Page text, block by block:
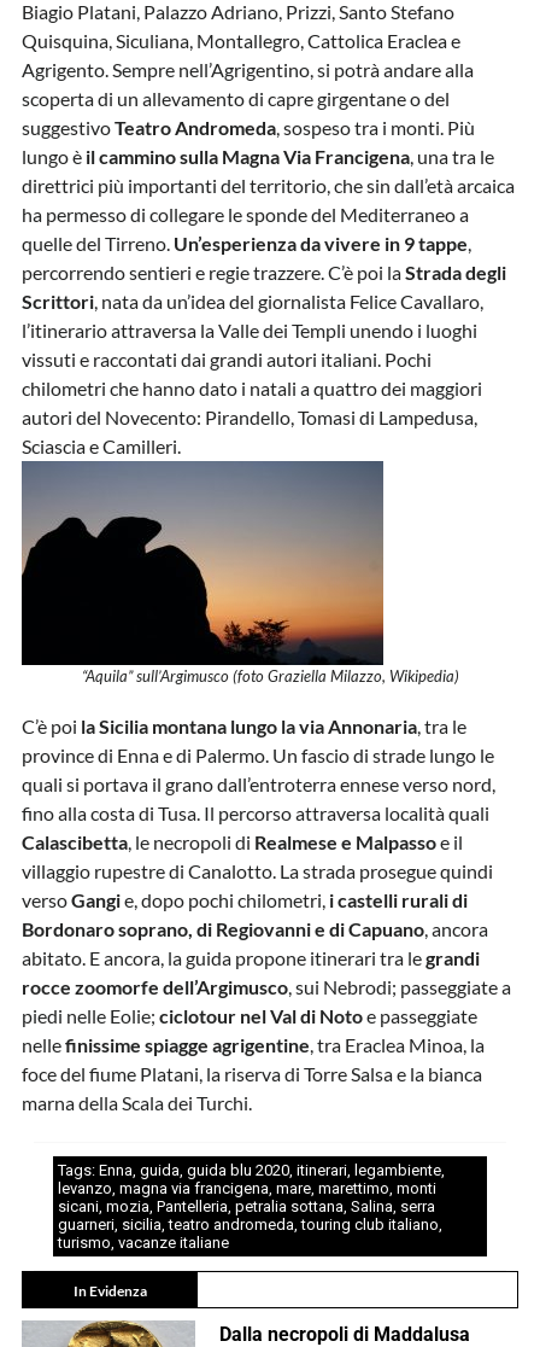
Biagio Platani, Palazzo Adriano, Prizzi, Santo Stefano
Quisquina, Siculiana, Montallegro, Cattolica Eraclea e
Agrigento. Sempre nell’Agrigentino, si potrà andare alla
scoperta di un allevamento di capre girgentane o del
suggestivoTeatro Andromeda, sospeso tra i monti. Più
lungo è il cammino sulla Magna Via Francigena, una tra le
direttrici più importanti del territorio, che sin dall’età arcaica
ha permesso di collegare le sponde del Mediterraneo a
quelle del Tirreno. Un’esperienza da vivere in 9 tappe,
percorrendo sentieri e regie trazzere. C’è poi laStrada degli
Scrittori, nata da un’idea del giornalista Felice Cavallaro,
l’itinerario attraversa la Valle dei Templi unendo i luoghi
vissuti e raccontati dai grandi autori italiani. Pochi
chilometri che hanno dato i natali a quattro dei maggiori
autori del Novecento: Pirandello, Tomasi di Lampedusa,
Sciascia e Camilleri.
“Aquila” sull’Argimusco (foto Graziella Milazzo, Wikipedia)
C’è poi la Sicilia montana lungo la via Annonaria, tra le
province di Enna e di Palermo. Un fascio di strade lungo le
quali si portava il grano dall’entroterra ennese verso nord,
fino alla costa di Tusa. Il percorso attraversa località quali
Calascibetta, le necropoli di Realmese e Malpassoe il
villaggio rupestre di Canalotto. La strada prosegue quindi
versoGangie, dopo pochi chilometri,i castelli rurali di
Bordonaro soprano, di Regiovanni e di Capuano, ancora
abitato. E ancora, la guida propone itinerari tra legrandi
rocce zoomorfe dell’Argimusco, sui Nebrodi; passeggiate a
piedi nelle Eolie; ciclotour nel Val di Notoe passeggiate
nellefinissime spiagge agrigentine, tra Eraclea Minoa, la
foce del fiume Platani, la riserva di Torre Salsa e la bianca
marna della Scala dei Turchi.
Tags: Enna, guida, guida blu 2020, itinerari, legambiente,
levanzo, magna via francigena, mare, marettimo, monti
sicani, mozia, Pantelleria, petralia sottana, Salina, serra
guarneri, sicilia,teatro andromeda,touring club italiano,
turismo, vacanze italiane
In Evidenza
Dalla necropoli di Maddalusa